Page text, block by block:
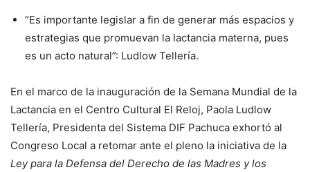
“Es importante legislar a fin de generar más espacios y
estrategias que promuevan la lactancia materna, pues
es un acto natural”: Ludlow Tellería.
En el marco de la inauguración de la Semana Mundial de la
Lactancia en el Centro Cultural El Reloj, Paola Ludlow
Tellería, Presidenta del Sistema DIF Pachuca exhortó al
Congreso Local a retomar ante el pleno la iniciativa de la
Ley para la Defensa del Derecho de las Madres y los